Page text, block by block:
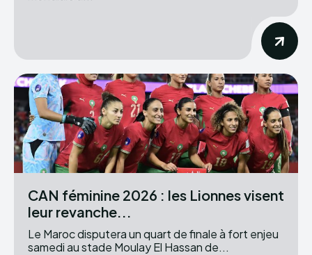
CAN féminine 2026 : les Lionnes visent
leur revanche...
Le Maroc disputera un quart de finale à fort enjeu
samedi au stade Moulay El Hassan de...